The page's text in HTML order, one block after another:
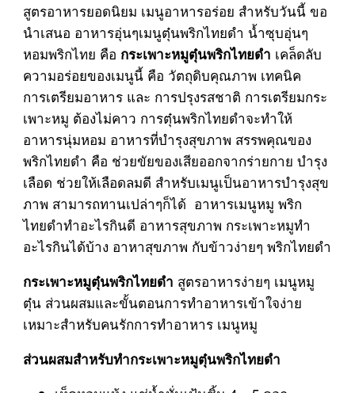
สูตรอาหารยอดนิยม เมนูอาหารอร่อย สำหรับวันนี้ ขอ
นำเสนอ อาหารอุ่นๆเมนูตุ๋นพริกไทยดำ น้ำซุบอุ่นๆ
หอมพริกไทย คือ กระเพาะหมูตุ๋นพริกไทยดำ เคล็ดลับ
ความอร่อยของเมนูนี้ คือ วัตถุดิบคุณภาพ เทคนิค
การเตรียมอาหาร และ การปรุงรสชาติ การเตรียมกระ
เพาะหมู ต้องไม่คาว การตุ๋นพริกไทยดำจะทำให้
อาหารนุ่มหอม อาหารที่บำรุงสุขภาพ สรรพคุณของ
พริกไทยดำ คือ ช่วยขัยของเสียออกจากร่ายกาย บำรุง
เลือด ช่วยให้เลือดลมดี สำหรับเมนูเป็นอาหารบำรุงสุข
ภาพ สามารถทานเปล่าๆก็ได้ อาหารเมนูหมู พริก
ไทยดำทำอะไรกินดี อาหารสุขภาพ กระเพาะหมูทำ
อะไรกินได้บ้าง อาหาสุขภาพ กับข้าวง่ายๆ พริกไทยดำ
กระเพาะหมูตุ๋นพริกไทยดำ สูตรอาหารง่ายๆ เมนูหมู
ตุ๋น ส่วนผสมและขั้นตอนการทำอาหารเข้าใจง่าย
เหมาะสำหรับคนรักการทำอาหาร เมนูหมู
ส่วนผสมสำหรับทำกระเพาะหมูตุ๋นพริกไทยดำ